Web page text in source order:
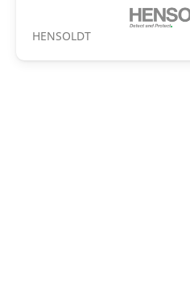
HENSOLDT